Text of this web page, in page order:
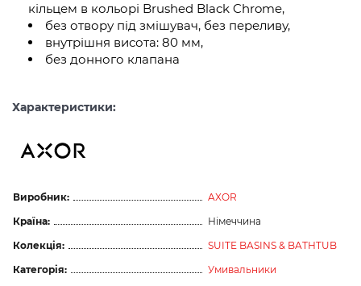
кільцем в кольорі Brushed Black Chrome,
без отвору під змішувач, без переливу,
внутрішня висота: 80 мм,
без донного клапана
Характеристики:
Виробник:
AXOR
Країна:
Німеччина
Колекція:
SUITE BASINS & BATHTUB
Категорія:
Умивальники